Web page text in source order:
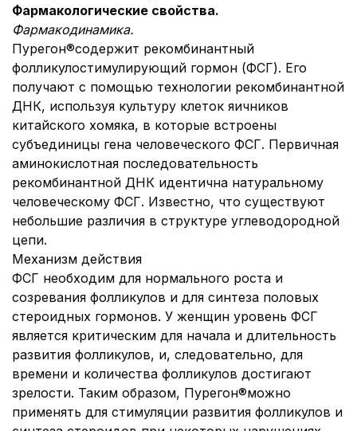
Фармакологические свойства.
Фармакодинамика.
Пурегон®содержит рекомбинантный
фолликулостимулирующий гормон (ФСГ). Его
получают с помощью технологии рекомбинантной
ДНК, используя культуру клеток яичников
китайского хомяка, в которые встроены
субъединицы гена человеческого ФСГ. Первичная
аминокислотная последовательность
рекомбинантной ДНК идентична натуральному
человеческому ФСГ. Известно, что существуют
небольшие различия в структуре углеводородной
цепи.
Механизм действия
ФСГ необходим для нормального роста и
созревания фолликулов и для синтеза половых
стероидных гормонов. У женщин уровень ФСГ
является критическим для начала и длительность
развития фолликулов, и, следовательно, для
времени и количества фолликулов достигают
зрелости. Таким образом, Пурегон®можно
применять для стимуляции развития фолликулов и